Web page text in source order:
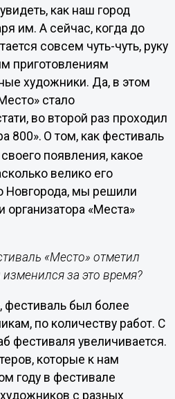
как наш город
им. А сейчас, когда до
совсем чуть-чуть, руку
приготовлениям
художники. Да, в этом
стало
во второй раз проходил
800». О том, как фестиваль
появления, какое
велико его
Новгорода, мы решили
организатора «Места»
«Место» отметил
за это время?
фестиваль был более
по количеству работ. С
фестиваля увеличивается.
которые к нам
году в фестивале
с разных